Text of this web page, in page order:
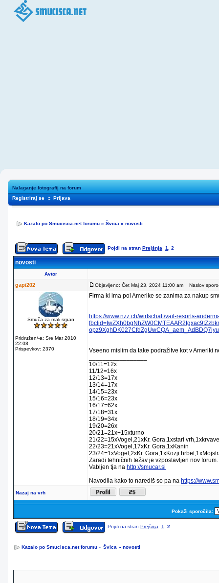
Nalaganje fotografij na forum
Registriraj se :: Prijava
Kazalo po Smucisca.net forumu » Švica » novosti
Pojdi na stran Prejšnja 1 2
novosti
Avtor
gapi202 Objavljeno: Čet Maj 23, 2024 11:00 am Naslov
Smuča za mali srpan
Pridružen/-a: Sre Mar 2010
22:08
Prispevkov: 2370
Firma ki ima pol Amerike se zanima za nakup
https://www.nzz.ch/wirtschaft/vail-resorts-
Vseeno mislim da take podražitve kot v Ameriki
10/11=12x
11/12=16x
12/13=17x
13/14=17x
14/15=23x
15/16=23x
16/17=62x
17/18=31x
18/19=34x
19/20=26x
20/21=21x+15xturno
21/22=15xVogel,21xKr. Gora,1xstari
22/23=21xVogel,17xKr. Gora,1xKanin
23/24=1xVogel,2xKr. Gora,1xKozji
Zaradi tehničnih težav je vzpostavljen nov forum.
Vabljen tja na http://smucar.si
Navodila kako to narediš so pa na https://
Nazaj na vrh
Pokaži sporočila:
Pojdi na stran Prejšnja 1 2
Kazalo po Smucisca.net forumu » Švica » novosti